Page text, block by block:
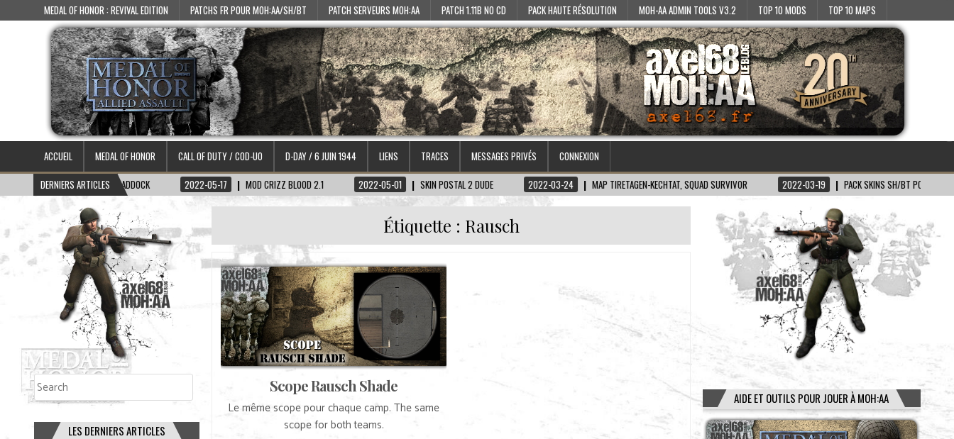
MEDAL OF HONOR : REVIVAL EDITION PATCHS FR POUR MOH:AA/SH/BT PATCH SERVEURS MOH:AA PATCH 1.11B NO CD PACK HAUTE RÉSOLUTION MOH-AA ADMIN TOOLS V3.2 TOP 10 MODS TOP 10 MAPS
ACCUEIL MEDAL OF HONOR CALL OF DUTY / COD-UO D-DAY / 6 JUIN 1944 LIENS TRACES MESSAGES PRIVÉS
CONNEXION
DERNIERS ARTICLES
SKIN CAPITAINE HADDOCK 2022-05-17 MOD CRIZZ BLOOD 2.1 2022-05-01 SKIN POSTAL 2 DUDE 2022-03-24 MAP TIRETAGEN-KECHTAT, SQUAD SURVIVOR 2022-03-19 PACK SKINS SH/BT POUR MOH:AA
Étiquette : Rausch
Scope Rausch Shade
Le même scope pour chaque camp. The same
scope for both teams.
Rechercher
LES DERNIERS ARTICLES
AIDE ET OUTILS POUR JOUER À MOH:AA